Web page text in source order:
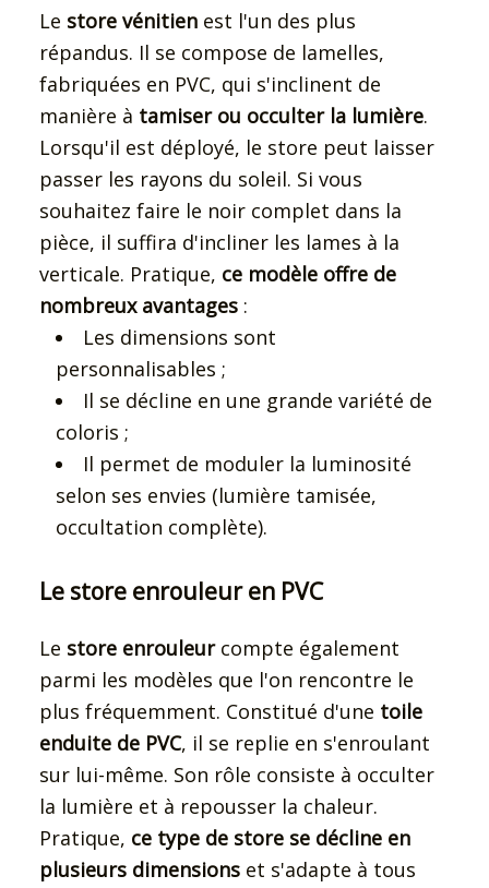
Le store vénitien est l'un des plus
répandus. Il se compose de lamelles,
fabriquées en PVC, qui s'inclinent de
manière à tamiser ou occulter la lumière.
Lorsqu'il est déployé, le store peut laisser
passer les rayons du soleil. Si vous
souhaitez faire le noir complet dans la
pièce, il suffira d'incliner les lames à la
verticale. Pratique, ce modèle offre de
nombreux avantages :
Les dimensions sont
personnalisables ;
Il se décline en une grande variété de
coloris ;
Il permet de moduler la luminosité
selon ses envies (lumière tamisée,
occultation complète).
Le store enrouleur en PVC
Le store enrouleurcompte également
parmi les modèles que l'on rencontre le
plus fréquemment. Constitué d'une toile
enduite de PVC, il se replie en s'enroulant
sur lui-même. Son rôle consiste à occulter
la lumière et à repousser la chaleur.
Pratique, ce type de store se décline en
plusieurs dimensions et s'adapte à tous